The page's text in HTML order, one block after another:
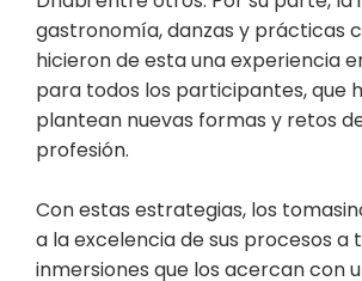
gastronomía, danzas y prácticas
hicieron de esta una experiencia
para todos los participantes, que
plantean nuevas formas y retos
profesión.
Con estas estrategias, los
a la excelencia de sus procesos a
inmersiones que los acercan con